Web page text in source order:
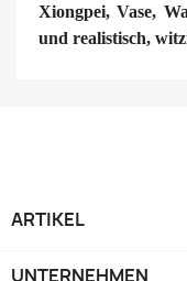
Xiongpei, Vase,
und realistisch,
ARTIKEL
UNTERNEHMEN